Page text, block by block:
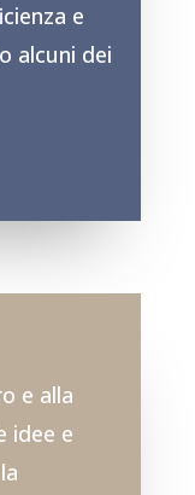
e
alcuni dei
e alla
idee e